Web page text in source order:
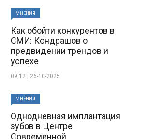
МНЕНИЯ
Как обойти конкурентов в
СМИ: Кондрашов о
предвидении трендов и
успехе
09:12 | 26-10-2025
МНЕНИЯ
Однодневная имплантация
зубов в Центре
Современной